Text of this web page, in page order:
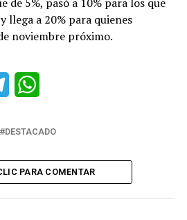
de 5%, pasó a 10% para los que
llega a 20% para quienes
noviembre próximo.
Telegram
DESTACADO
PARA COMENTAR